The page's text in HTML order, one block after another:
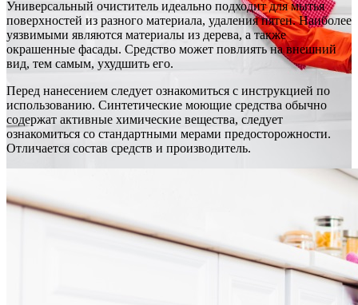
Универсальный очиститель идеально подходит для мытья
поверхностей из разного материала, удаления пятен. Наиболее
уязвимыми являются материалы из дерева, а также
окрашенные фасады. Средство может повлиять на внешний
вид, тем самым, ухудшить его.
Перед нанесением следует ознакомиться с инструкцией по
использованию. Синтетические моющие средства обычно
содержат активные химические вещества, следует
ознакомиться со стандартными мерами предосторожности.
Отличается состав средств и производитель.